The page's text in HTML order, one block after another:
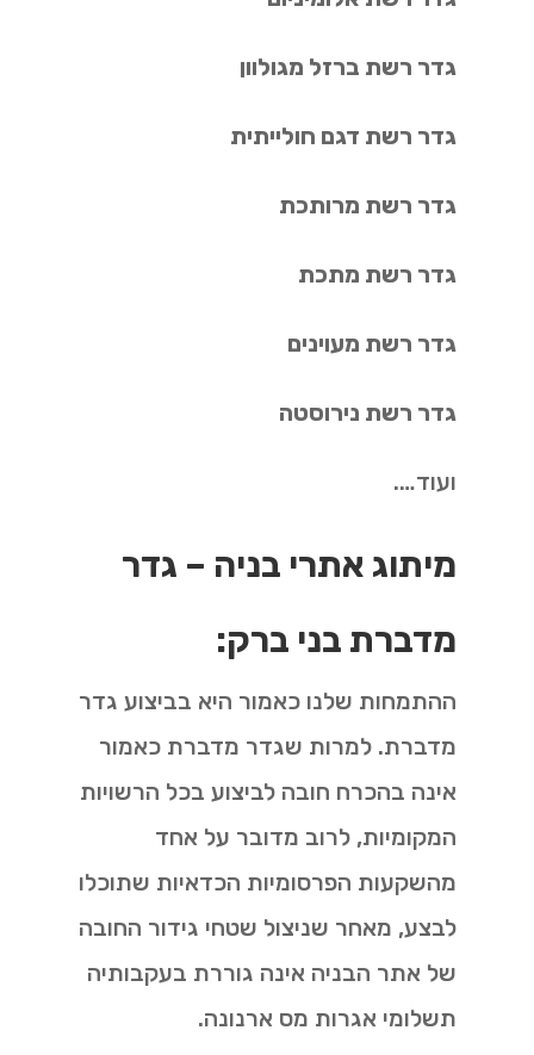
גדר רשת ברזל מגולוון
גדר רשת דגם חולייתית
גדר רשת מרותכת
גדר רשת מתכת
גדר רשת מעוינים
גדר רשת נירוסטה
ועוד….
מיתוג אתרי בניה – גדר
מדברת בני ברק:
ההתמחות שלנו כאמור היא בביצוע גדר
מדברת. למרות שגדר מדברת כאמור
אינה בהכרח חובה לביצוע בכל הרשויות
המקומיות, לרוב מדובר על אחד
מהשקעות הפרסומיות הכדאיות שתוכלו
לבצע, מאחר שניצול שטחי גידור החובה
של אתר הבניה אינה גוררת בעקבותיה
תשלומי אגרות מס ארנונה.